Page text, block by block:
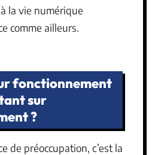
la vie numérique
comme ailleurs.
fonctionnement
sur
?
de préoccupation, c’est la